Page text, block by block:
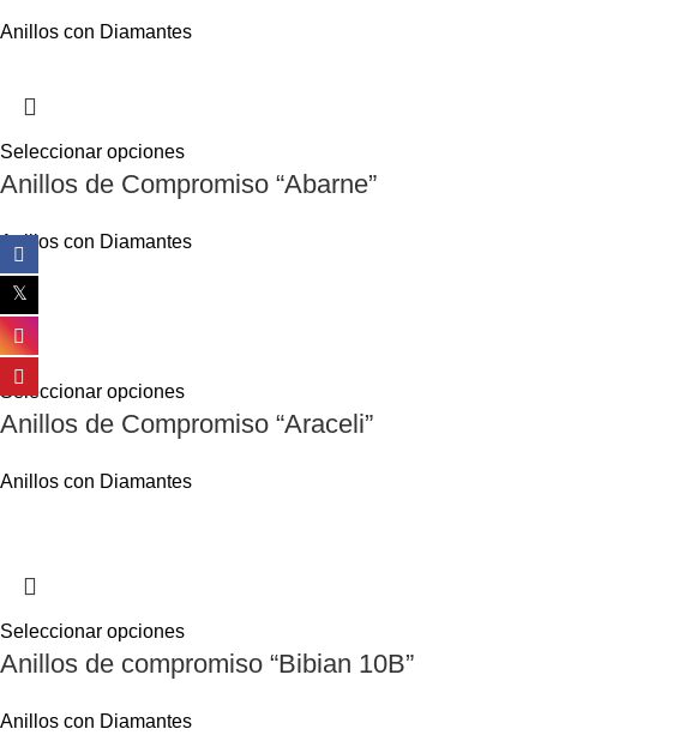
Anillos con Diamantes
Seleccionar opciones
Anillos de Compromiso “Abarne”
Anillos con Diamantes
Seleccionar opciones
Anillos de Compromiso “Araceli”
Anillos con Diamantes
Seleccionar opciones
Anillos de compromiso “Bibian 10B”
Anillos con Diamantes